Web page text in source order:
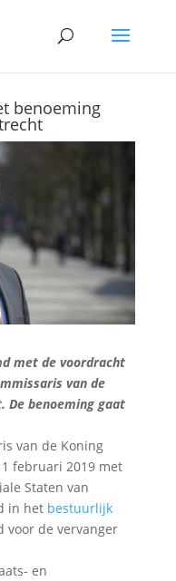
benoeming
met de voordracht
van de
De benoeming gaat
van de Koning
februari 2019 met
Staten van
in het bestuurlijk
voor de vervanger
en